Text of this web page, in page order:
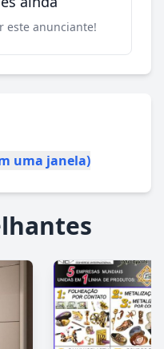
este anunciante!
uma janela)